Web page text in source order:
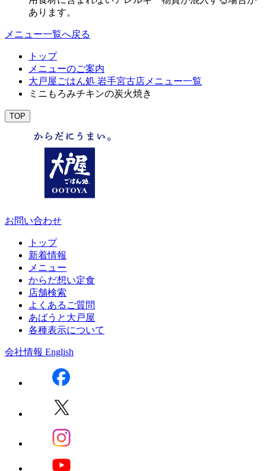
あります。
メニュー一覧へ戻る
トップ
メニューのご案内
大戸屋ごはん処 岩手宮古店メニュー一覧
ミニもろみチキンの炭火焼き
TOP
お問い合わせ
トップ
新着情報
メニュー
からだ想い定食
店舗検索
よくあるご質問
あばうと大戸屋
各種表示について
会社情報 English